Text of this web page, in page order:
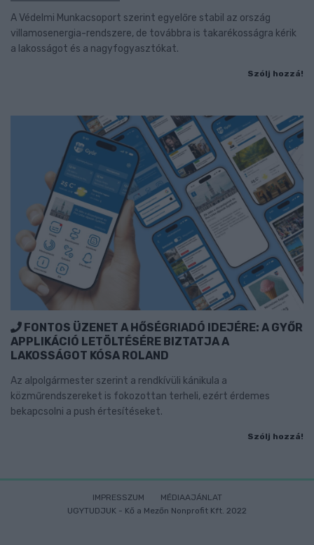
A Védelmi Munkacsoport szerint egyelőre stabil az ország
villamosenergia-rendszere, de továbbra is takarékosságra kérik
a lakosságot és a nagyfogyasztókat.
Szólj hozzá!
FONTOS ÜZENET A HŐSÉGRIADÓ IDEJÉRE: A GYŐR
APPLIKÁCIÓ LETÖLTÉSÉRE BIZTATJA A
LAKOSSÁGOT KÓSA ROLAND
Az alpolgármester szerint a rendkívüli kánikula a
közműrendszereket is fokozottan terheli, ezért érdemes
bekapcsolni a push értesítéseket.
Szólj hozzá!
IMPRESSZUM
MÉDIAAJÁNLAT
UGYTUDJUK - Kő a Mezőn Nonprofit Kft. 2022